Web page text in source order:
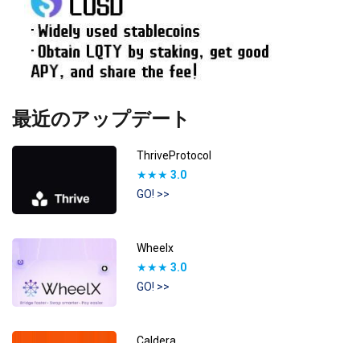
最近のアップデート
ThriveProtocol
★★★ 3.0
GO! >>
Wheelx
★★★ 3.0
GO! >>